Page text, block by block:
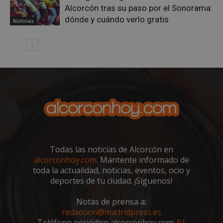
Noticias
Alcorcón tras su paso por el Sonorama:
dónde y cuándo verlo gratis
Todas las noticias de Alcorcón en
alcorconhoy.com. Mantente informado de
toda la actualidad, noticias, eventos, ocio y
deportes de tu ciudad. ¡Síguenos!
Notas de prensa a:
redaccion@madridpress.es
Privacy Policy